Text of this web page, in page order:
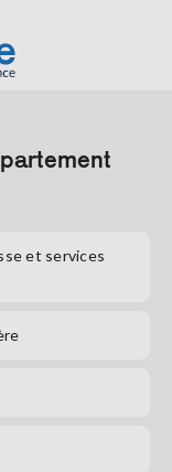
et services